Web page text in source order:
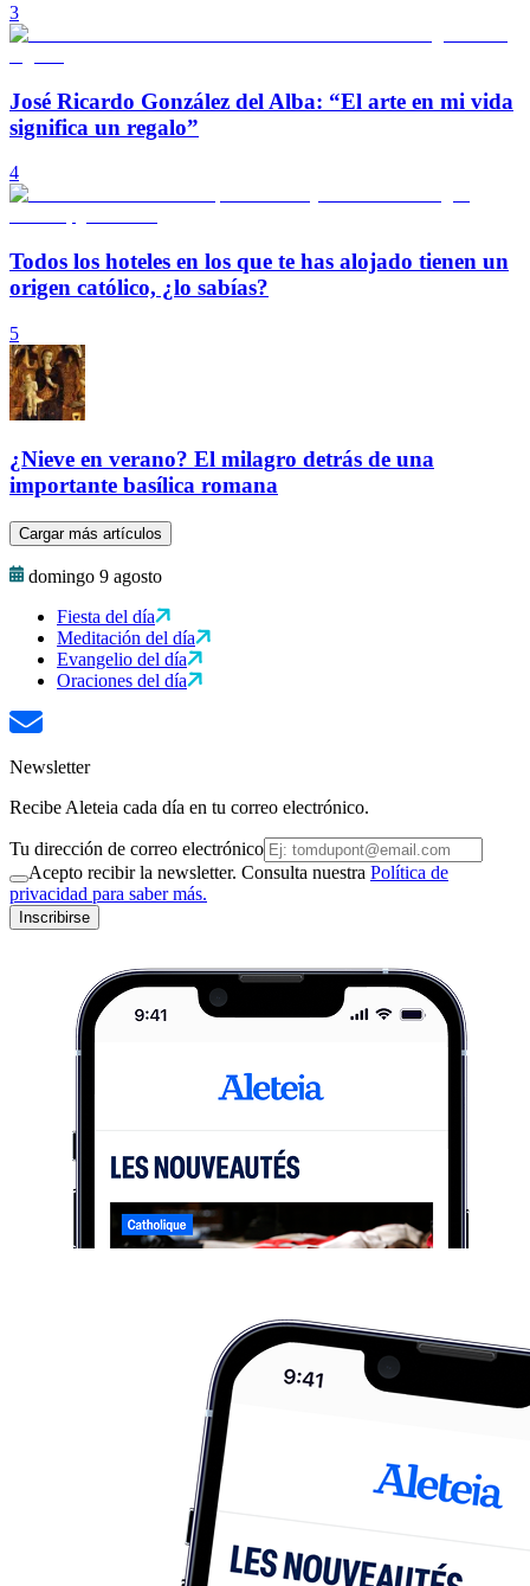
3
José Ricardo González del Alba: “El arte en mi vida
significa un regalo”
4
Todos los hoteles en los que te has alojado tienen un
origen católico, ¿lo sabías?
5
¿Nieve en verano? El milagro detrás de una
importante basílica romana
Cargar más artículos
domingo 9 agosto
Fiesta del día
Meditación del día
Evangelio del día
Oraciones del día
Newsletter
Recibe Aleteia cada día en tu correo electrónico.
Tu dirección de correo electrónico
Acepto recibir la newsletter. Consulta nuestra Política de
privacidad para saber más.
Inscribirse